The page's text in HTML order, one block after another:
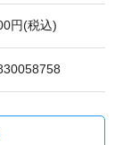
円(税込)